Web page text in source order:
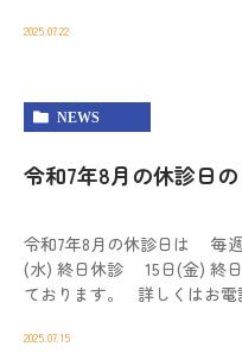
2025.07.22
NEWS
令和7年8月の休診日
令和7年8月の休診日は 毎
(水) 終日休診 15日(金) 終
ております。 詳しくはお
2025.07.15